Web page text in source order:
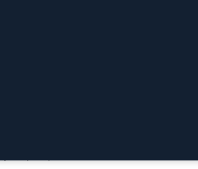
de Joelho no
procedimento cirúrgico indicado
por próteses modernas,